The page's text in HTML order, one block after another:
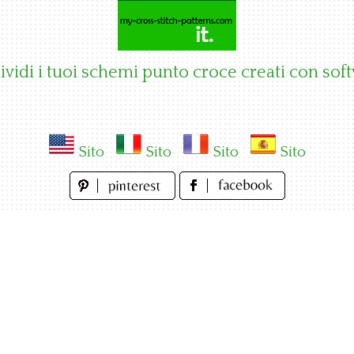
i tuoi schemi punto croce creati con
Sito Sito Sito Sito